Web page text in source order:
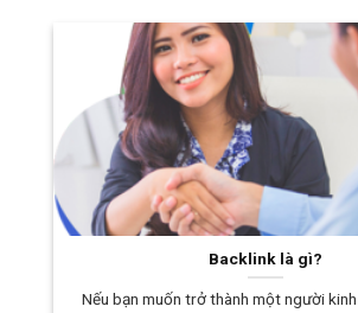
Backlink là gì?
Nếu bạn muốn trở thành một người